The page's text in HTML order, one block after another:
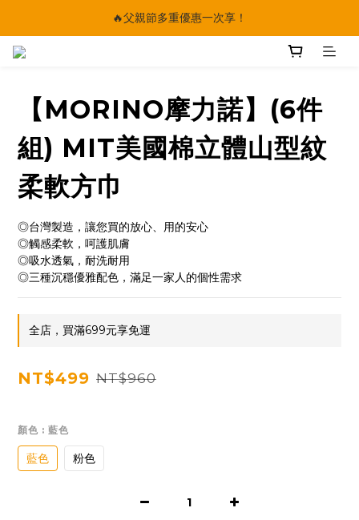
🔥父親節多重優惠一次享！
🔥父親節多重優惠一次享！
🔥父親節多重優惠一次享！
【MORINO摩力諾】(6件
組) MIT美國棉立體山型紋
柔軟方巾
◎台灣製造，讓您買的放心、用的安心
◎觸感柔軟，呵護肌膚
◎吸水透氣，耐洗耐用
◎三種沉穩優雅配色，滿足一家人的個性需求
全店，買滿699元享免運
NT$499 NT$960
顏色 : 藍色
藍色 粉色